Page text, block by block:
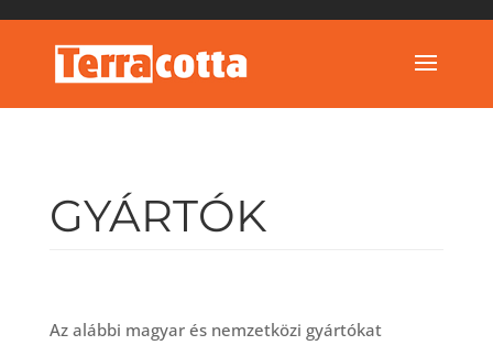
GYÁRTÓK
Az alábbi magyar és nemzetközi gyártókat